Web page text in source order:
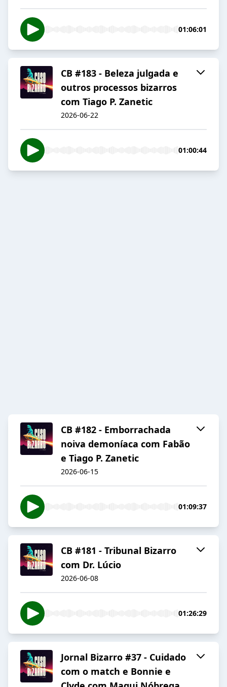
01:06:01
CB #183 - Beleza julgada e
outros processos bizarros
com Tiago P. Zanetic
2026-06-22
01:00:44
CB #182 - Emborrachada
noiva demoníaca com Fabão
e Tiago P. Zanetic
2026-06-15
01:09:37
CB #181 - Tribunal Bizarro
com Dr. Lúcio
2026-06-08
01:26:29
Jornal Bizarro #37 - Cuidado
com o match e Bonnie e